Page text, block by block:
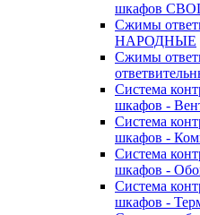
шкафов
Сжимы
НАРОДНЫЕ
Сжимы
Система
шкафов -
Система
шкафов -
Система
шкафов -
Система
шкафов -